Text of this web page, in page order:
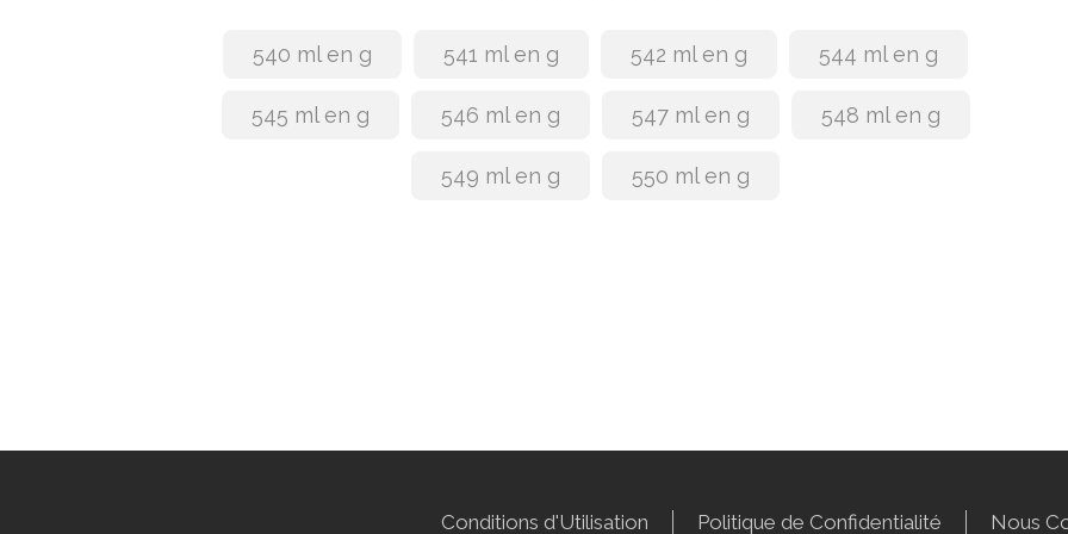
540 ml en g 541 ml en g 542 ml en g 544 ml en g
545 ml en g 546 ml en g 547 ml en g 548 ml en g
549 ml en g 550 ml en g
Conditions d'Utilisation Politique de Confidentialité Nous